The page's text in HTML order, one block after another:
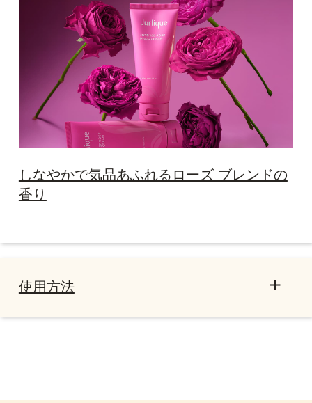
しなやかで気品あふれるローズ ブレンドの
香り
使用方法